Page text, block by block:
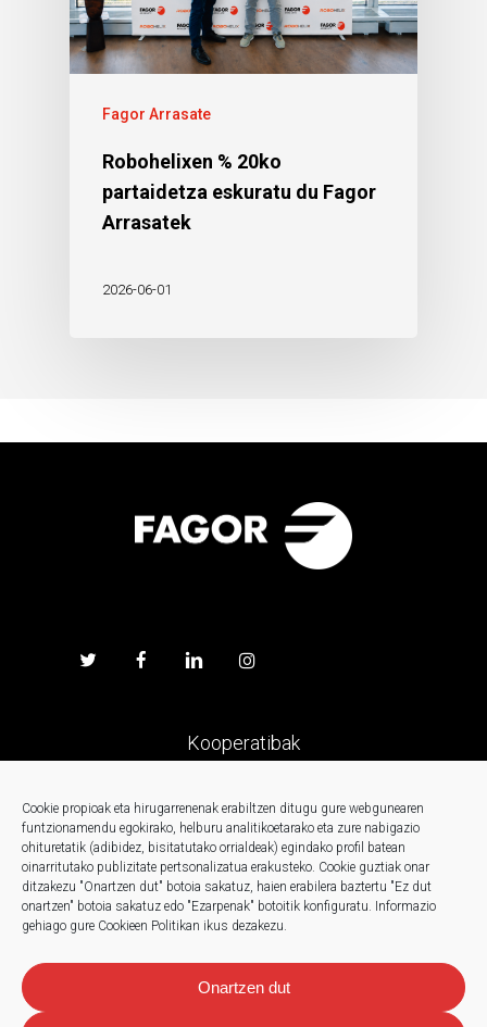
Cookie propioak eta hirugarrenenak erabiltzen ditugu gure webgunearen
funtzionamendu egokirako, helburu analitikoetarako eta zure nabigazio
ohituretatik (adibidez, bisitatutako orrialdeak) egindako profil batean
oinarritutako publizitate pertsonalizatua erakusteko. Cookie guztiak onar
ditzakezu "Onartzen dut" botoia sakatuz, haien erabilera baztertu "Ez dut
onartzen" botoia sakatuz edo "Ezarpenak" botoitik konfiguratu. Informazio
gehiago gure Cookieen Politikan ikus dezakezu.
Onartzen dut
Fagor Arrasate
Robohelixen % 20ko
partaidetza eskuratu du Fagor
Arrasatek
2026-06-01
Kooperatibak
Prentsa
Kontaktua
Berriak